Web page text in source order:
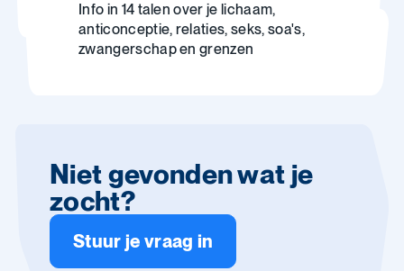
Info in 14 talen over je lichaam,
anticonceptie, relaties, seks, soa's,
zwangerschap en grenzen
Niet gevonden wat je
zocht?
Stuur je vraag in